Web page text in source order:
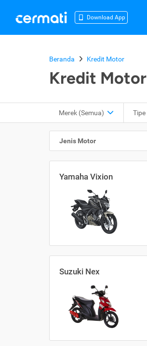
Download App
Beranda Kredit Motor
Kredit Motor
Merek (Semua) Tipe
Jenis Motor
Yamaha Vixion
Suzuki Nex